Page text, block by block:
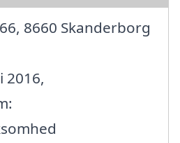
8660 Skanderborg
2016,